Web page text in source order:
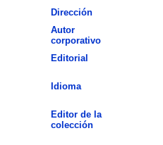
Dirección
Autor
corporativo
Editorial
Idioma
Editor de la
colección